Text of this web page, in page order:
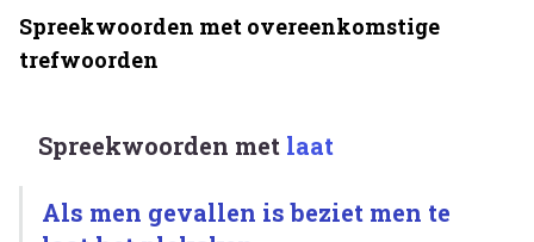
Spreekwoorden met overeenkomstige
trefwoorden
Spreekwoorden met laat
Als men gevallen is beziet men te